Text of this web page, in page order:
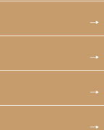
→
→
→
→